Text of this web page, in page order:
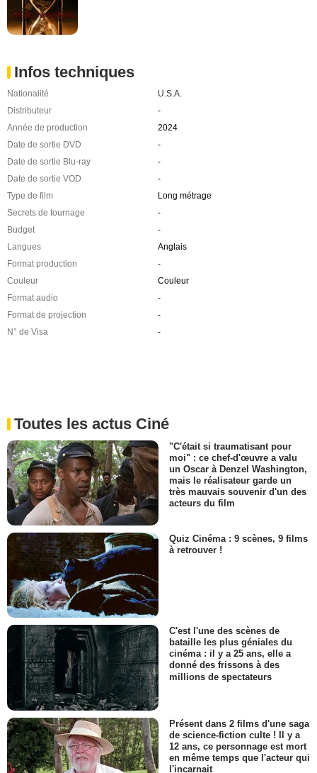
Infos techniques
Nationalité
U.S.A.
Distributeur
-
Année de production
2024
Date de sortie DVD
-
Date de sortie Blu-ray
-
Date de sortie VOD
-
Type de film
Long métrage
Secrets de tournage
-
Budget
-
Langues
Anglais
Format production
-
Couleur
Couleur
Format audio
-
Format de projection
-
N° de Visa
-
Toutes les actus Ciné
"C'était si traumatisant pour
moi" : ce chef-d'œuvre a valu
un Oscar à Denzel Washington,
mais le réalisateur garde un
très mauvais souvenir d'un des
acteurs du film
Quiz Cinéma : 9 scènes, 9 films
à retrouver !
C'est l'une des scènes de
bataille les plus géniales du
cinéma : il y a 25 ans, elle a
donné des frissons à des
millions de spectateurs
Présent dans 2 films d'une saga
de science-fiction culte ! Il y a
12 ans, ce personnage est mort
en même temps que l'acteur qui
l'incarnait